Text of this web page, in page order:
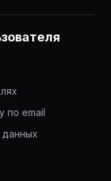
по email
данных